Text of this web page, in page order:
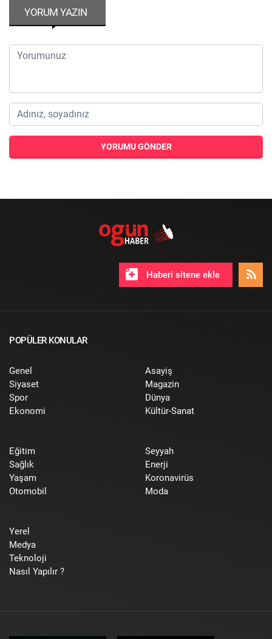
YORUM YAZIN
YORUMU GÖNDER
Haberi sitene ekle
POPÜLER KONULAR
Genel
Siyaset
Spor
Ekonomi
Asayiş
Magazin
Dünya
Kültür-Sanat
Eğitim
Sağlık
Yaşam
Otomobil
Seyyah
Enerji
Koronavirüs
Moda
Yerel
Medya
Teknoloji
Nasıl Yapılır ?